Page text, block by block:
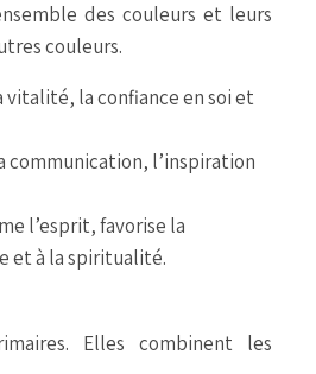
des couleurs et leurs
couleurs.
vitalité, la confiance en soi et
communication, l’inspiration
l’esprit, favorise la
et à la spiritualité.
Elles combinent les